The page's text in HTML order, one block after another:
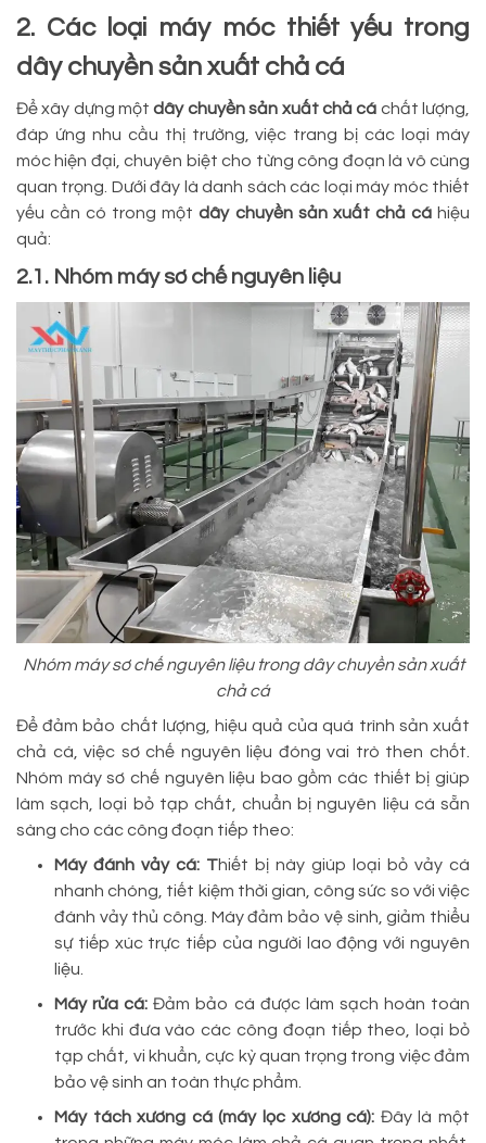
2. Các loại máy móc thiết yếu trong
dây chuyền sản xuất chả cá
Để xây dựng mộtdây chuyền sản xuất chả cá chất lượng,
đáp ứng nhu cầu thị trường, việc trang bị các loại máy
móc hiện đại, chuyên biệt cho từng công đoạn là vô cùng
quan trọng. Dưới đây là danh sách các loại máy móc thiết
yếu cần có trong mộtdây chuyền sản xuất chả cá hiệu
quả:
2.1. Nhóm máy sơ chế nguyên liệu
Nhóm máy sơ chế nguyên liệu trong dây chuyền sản xuất
chả cá
Để đảm bảo chất lượng, hiệu quả của quá trình sản xuất
chả cá, việc sơ chế nguyên liệu đóng vai trò then chốt.
Nhóm máy sơ chế nguyên liệu bao gồm các thiết bị giúp
làm sạch, loại bỏ tạp chất, chuẩn bị nguyên liệu cá sẵn
sàng cho các công đoạn tiếp theo:
Máy đánh vảy cá: Thiết bị này giúp loại bỏ vảy cá
nhanh chóng, tiết kiệm thời gian, công sức so với việc
đánh vảy thủ công. Máy đảm bảo vệ sinh, giảm thiểu
sự tiếp xúc trực tiếp của người lao động với nguyên
liệu.
Máy rửa cá:Đảm bảo cá được làm sạch hoàn toàn
trước khi đưa vào các công đoạn tiếp theo, loại bỏ
tạp chất, vi khuẩn, cực kỳ quan trọng trong việc đảm
bảo vệ sinh an toàn thực phẩm.
Máy tách xương cá (máy lọc xương cá): Đây là một